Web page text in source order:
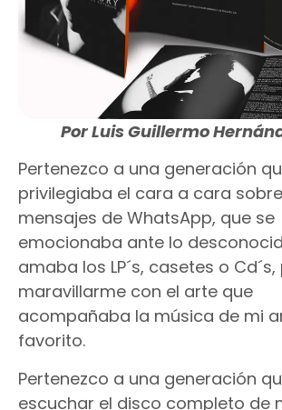
Por Luis Guillermo
Pertenezco a una generación
privilegiaba el cara a cara
mensajes de WhatsApp, que se
emocionaba ante lo
amaba los LP´s, casetes o
maravillarme con el arte que
acompañaba la música de mi
favorito.
Pertenezco a una generación
escuchar el disco completo de